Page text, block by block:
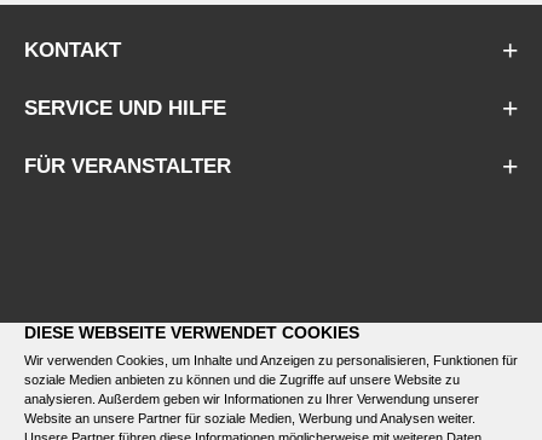
KONTAKT
SERVICE UND HILFE
FÜR VERANSTALTER
DIESE WEBSEITE VERWENDET COOKIES
Wir verwenden Cookies, um Inhalte und Anzeigen zu personalisieren, Funktionen für
soziale Medien anbieten zu können und die Zugriffe auf unsere Website zu
analysieren. Außerdem geben wir Informationen zu Ihrer Verwendung unserer
Website an unsere Partner für soziale Medien, Werbung und Analysen weiter.